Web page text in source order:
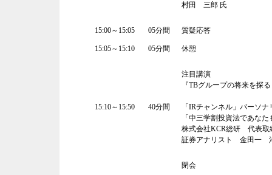
村田 三郎 氏
15:00～15:05 05分間 質疑応答
15:05～15:10 05分間 休憩
15:10～15:50 40分間
注目講演
『TBグループの将来を探
「IRチャンネル」パーソナ
「中三学割投資法であな
株式会社KCR総研 代表取
証券アナリスト 金田一
閉会